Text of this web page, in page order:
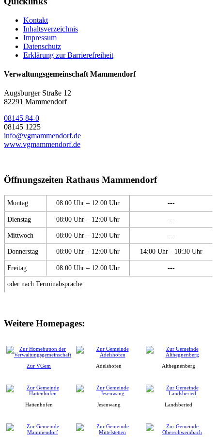
Kontakt
Inhaltsverzeichnis
Impressum
Datenschutz
Erklärung zur Barrierefreiheit
Verwaltungsgemeinschaft Mammendorf
Augsburger Straße 12
82291 Mammendorf
08145 84-0
08145 1225
info@vgmammendorf.de
www.vgmammendorf.de
Öffnungszeiten Rathaus Mammendorf
Montag 08:00 Uhr – 12:00 Uhr ---
Dienstag 08:00 Uhr – 12:00 Uhr ---
Mittwoch 08:00 Uhr – 12:00 Uhr ---
Donnerstag 08:00 Uhr – 12:00 Uhr 14:00 Uhr - 18:30 Uhr
Freitag 08:00 Uhr – 12:00 Uhr ---
oder nach Terminabsprache
Weitere Homepages:
Zur VGem Adelshofen Althegnenberg
Hattenhofen Jesenwang Landsberied